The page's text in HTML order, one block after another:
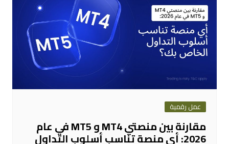
عمل رقمية
مقارنة بين منصتي MT4 و MT5 في عام
2026: أي منصة تناسب أسلوب التداول